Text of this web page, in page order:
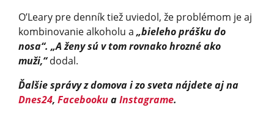
O’Leary pre denník tiež uviedol, že problémom je aj
kombinovanie alkoholu a „bieleho prášku do
nosa“. „A ženy sú v tom rovnako hrozné ako
muži,“dodal.
Ďalšie správy z domova i zo sveta nájdete aj na
Dnes24, FacebookuaInstagrame.